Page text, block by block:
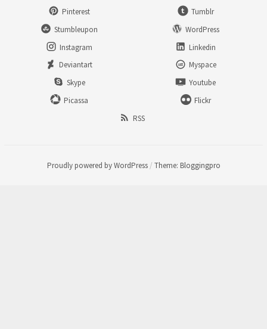
Pinterest
Tumblr
Stumbleupon
WordPress
Instagram
Linkedin
Deviantart
Myspace
Skype
Youtube
Picassa
Flickr
RSS
Proudly powered by WordPress / Theme: Bloggingpro